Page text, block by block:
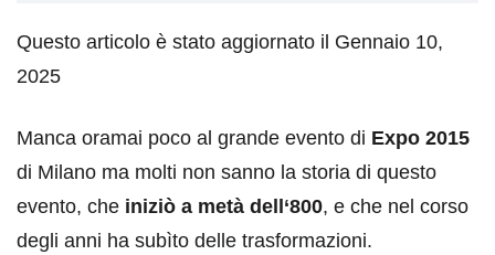
Questo articolo è stato aggiornato il Gennaio 10,
2025
Manca oramai poco al grande evento di Expo 2015
di Milano ma molti non sanno la storia di questo
evento, che iniziò a metà dell‘800, e che nel corso
degli anni ha subìto delle trasformazioni.